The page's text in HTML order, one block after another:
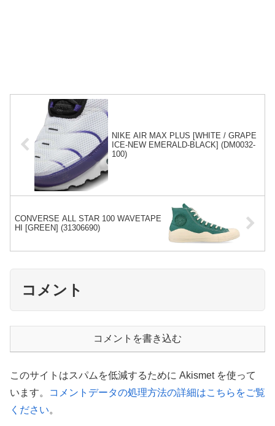
NIKE AIR MAX PLUS [WHITE / GRAPE
ICE-NEW EMERALD-BLACK] (DM0032-
100)
CONVERSE ALL STAR 100 WAVETAPE
HI [GREEN] (31306690)
コメント
コメントを書き込む
このサイトはスパムを低減するために Akismet を使って
います。
コメントデータの処理方法の詳細はこちらをご覧
ください。